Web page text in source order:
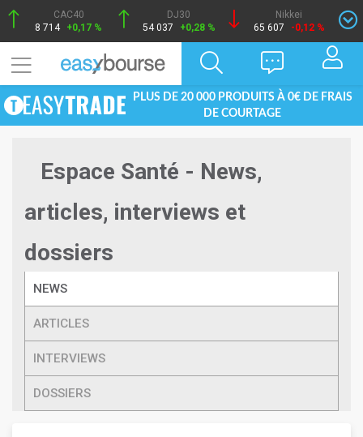
CAC40
8 714 +0,17 %
DJ30
54 037
+0,28 %
Nikkei
65 607
-0,12 %
PLUS DE 20 000 PRODUITS À 0€ DE FRAIS
DE COURTAGE
Espace Santé - News,
articles, interviews et
dossiers
NEWS
ARTICLES
INTERVIEWS
DOSSIERS